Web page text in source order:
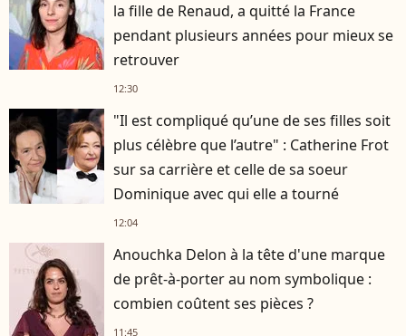
la fille de Renaud, a quitté la France
pendant plusieurs années pour mieux se
retrouver
12:30
"Il est compliqué qu’une de ses filles soit
plus célèbre que l’autre" : Catherine Frot
sur sa carrière et celle de sa soeur
Dominique avec qui elle a tourné
12:04
Anouchka Delon à la tête d'une marque
de prêt-à-porter au nom symbolique :
combien coûtent ses pièces ?
11:45